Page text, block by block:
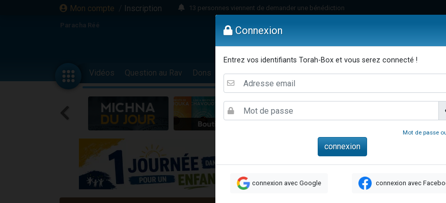
Mon compte / Inscription
13 personnes viennent de demander une bénédiction
Il reste 49 places pour étudier en groupe sur Zoom
3 personnes viennent de nous rejoindre sur WhatsApp
2 personnes viennent de nous rejoindre sur WhatsApp
3 personnes viennent de nous rejoindre sur WhatsApp
2 nouvelles musiques dans Torah-Box Music
8 personnes viennent de faire un don pour Tsédaka : pauvres d'Israel
4 personnes viennent de faire un don pour Diane, 80 ans, dans un appartement
Nouvelle émission radio : Visions de grandeur n°104 : Le Chabbath et le Birkat
61 personnes viennent de demander une bénédiction
Il reste 49 places pour étudier en groupe sur Zoom
Paracha Réé
Vidéos Question au Rav Dons Femmes Enfants Etude sur Texte Musique Paracha
Connexion
Entrez vos identifiants Torah-Box et vous serez connecté !
Mot de passe
connexion avec Google connexion avec